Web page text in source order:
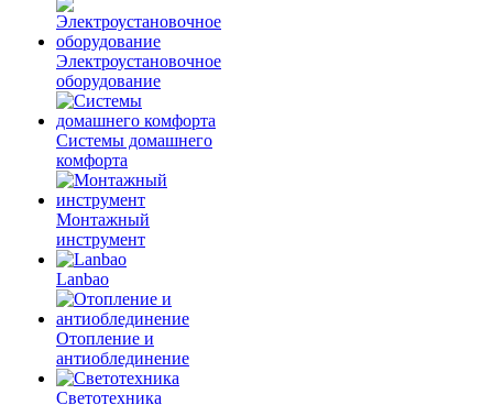
Электроустановочное
оборудование
Системы домашнего
комфорта
Монтажный
инструмент
Lanbao
Отопление и
антиоблединение
Светотехника